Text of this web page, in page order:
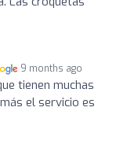
9 months ago
tienen muchas
el servicio es